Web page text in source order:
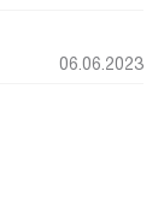
06.06.2023